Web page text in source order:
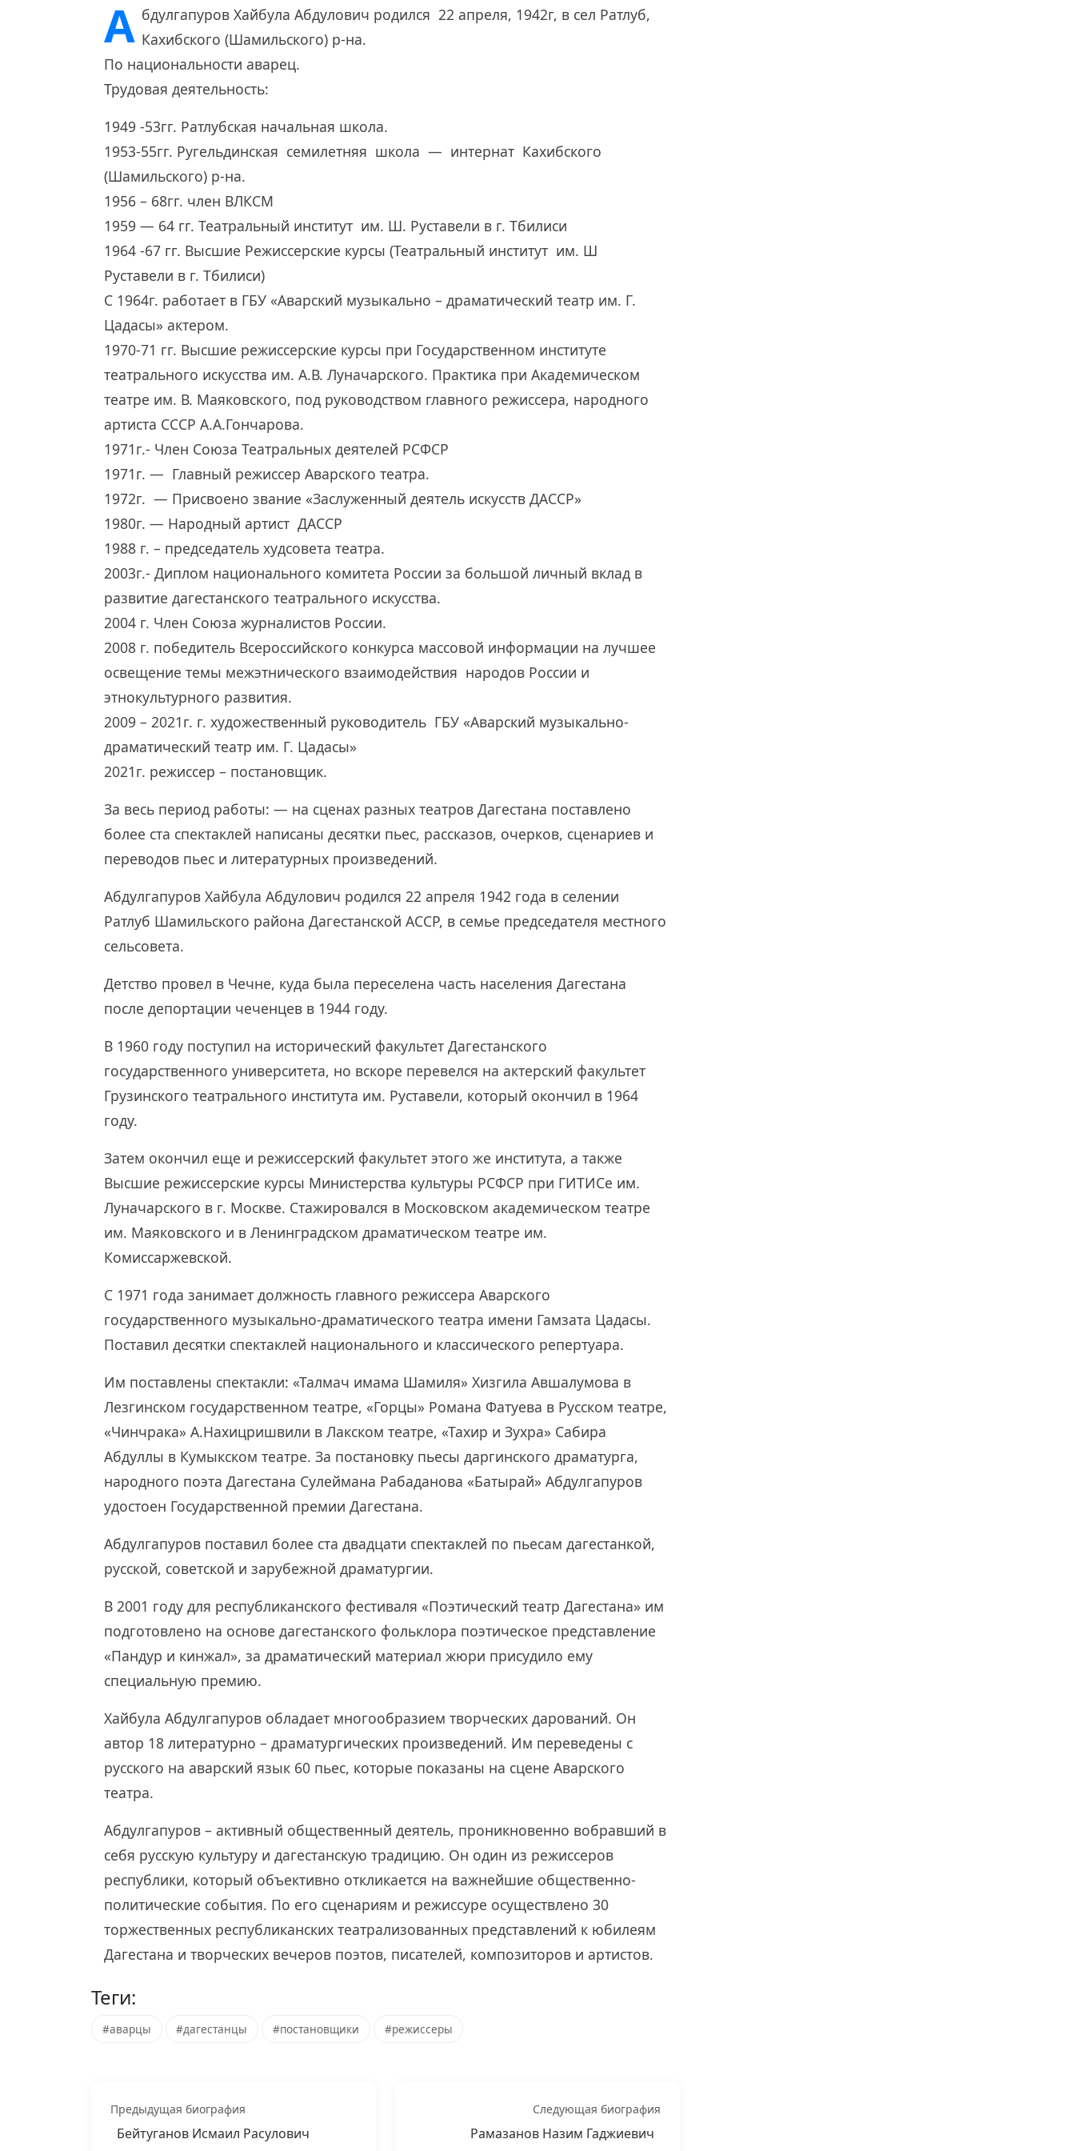
А бдулгапуров Хайбула Абдулович родился 22 апреля, 1942г, в сел Ратлуб,
Кахибского (Шамильского) р-на.
По национальности аварец.
Трудовая деятельность:
1949 -53гг. Ратлубская начальная школа.
1953-55гг. Ругельдинская семилетняя школа — интернат Кахибского
(Шамильского) р-на.
1956 – 68гг. член ВЛКСМ
1959 — 64 гг. Театральный институт им. Ш. Руставели в г. Тбилиси
1964 -67 гг. Высшие Режиссерские курсы (Театральный институт им. Ш
Руставели в г. Тбилиси)
С 1964г. работает в ГБУ «Аварский музыкально – драматический театр им. Г.
Цадасы» актером.
1970-71 гг. Высшие режиссерские курсы при Государственном институте
театрального искусства им. А.В. Луначарского. Практика при Академическом
театре им. В. Маяковского, под руководством главного режиссера, народного
артиста СССР А.А.Гончарова.
1971г.- Член Союза Театральных деятелей РСФСР
1971г. — Главный режиссер Аварского театра.
1972г. — Присвоено звание «Заслуженный деятель искусств ДАССР»
1980г. — Народный артист ДАССР
1988 г. – председатель худсовета театра.
2003г.- Диплом национального комитета России за большой личный вклад в
развитие дагестанского театрального искусства.
2004 г. Член Союза журналистов России.
2008 г. победитель Всероссийского конкурса массовой информации на лучшее
освещение темы межэтнического взаимодействия народов России и
этнокультурного развития.
2009 – 2021г. г. художественный руководитель ГБУ «Аварский музыкально-
драматический театр им. Г. Цадасы»
2021г. режиссер – постановщик.
За весь период работы: — на сценах разных театров Дагестана поставлено
более ста спектаклей написаны десятки пьес, рассказов, очерков, сценариев и
переводов пьес и литературных произведений.
Абдулгапуров Хайбула Абдулович родился 22 апреля 1942 года в селении
Ратлуб Шамильского района Дагестанской АССР, в семье председателя местного
сельсовета.
Детство провел в Чечне, куда была переселена часть населения Дагестана
после депортации чеченцев в 1944 году.
В 1960 году поступил на исторический факультет Дагестанского
государственного университета, но вскоре перевелся на актерский факультет
Грузинского театрального института им. Руставели, который окончил в 1964
году.
Затем окончил еще и режиссерский факультет этого же института, а также
Высшие режиссерские курсы Министерства культуры РСФСР при ГИТИСе им.
Луначарского в г. Москве. Стажировался в Московском академическом театре
им. Маяковского и в Ленинградском драматическом театре им.
Комиссаржевской.
С 1971 года занимает должность главного режиссера Аварского
государственного музыкально-драматического театра имени Гамзата Цадасы.
Поставил десятки спектаклей национального и классического репертуара.
Им поставлены спектакли: «Талмач имама Шамиля» Хизгила Авшалумова в
Лезгинском государственном театре, «Горцы» Романа Фатуева в Русском театре,
«Чинчрака» А.Нахицришвили в Лакском театре, «Тахир и Зухра» Сабира
Абдуллы в Кумыкском театре. За постановку пьесы даргинского драматурга,
народного поэта Дагестана Сулеймана Рабаданова «Батырай» Абдулгапуров
удостоен Государственной премии Дагестана.
Абдулгапуров поставил более ста двадцати спектаклей по пьесам дагестанкой,
русской, советской и зарубежной драматургии.
В 2001 году для республиканского фестиваля «Поэтический театр Дагестана» им
подготовлено на основе дагестанского фольклора поэтическое представление
«Пандур и кинжал», за драматический материал жюри присудило ему
специальную премию.
Хайбула Абдулгапуров обладает многообразием творческих дарований. Он
автор 18 литературно – драматургических произведений. Им переведены с
русского на аварский язык 60 пьес, которые показаны на сцене Аварского
театра.
Абдулгапуров – активный общественный деятель, проникновенно вобравший в
себя русскую культуру и дагестанскую традицию. Он один из режиссеров
республики, который объективно откликается на важнейшие общественно-
политические события. По его сценариям и режиссуре осуществлено 30
торжественных республиканских театрализованных представлений к юбилеям
Дагестана и творческих вечеров поэтов, писателей, композиторов и артистов.
Теги:
#аварцы #дагестанцы #постановщики #режиссеры
Предыдущая биография
Бейтуганов Исмаил Расулович
Следующая биография
Рамазанов Назим Гаджиевич